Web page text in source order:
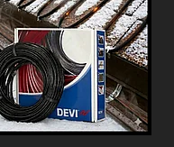
Кабель DEVIsnow 30T